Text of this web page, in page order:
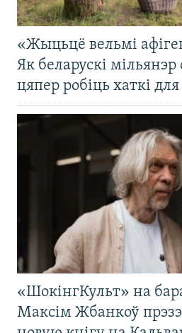
«Жыцьцё вельмі
Як беларускі мільянэр
цяпер робіць хаткі
«ШокінгКульт» на
Максім Жбанкоў